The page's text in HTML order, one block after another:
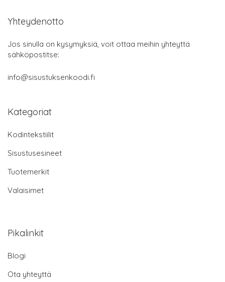
Yhteydenotto
Jos sinulla on kysymyksiä, voit ottaa meihin yhteyttä
sähköpostitse:
info@sisustuksenkoodi.fi
Kategoriat
Kodintekstiilit
Sisustusesineet
Tuotemerkit
Valaisimet
Pikalinkit
Blogi
Ota yhteyttä